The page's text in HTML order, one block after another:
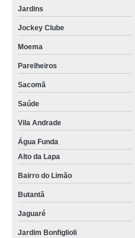
Jardins
Jockey Clube
Moema
Parelheiros
Sacomã
Saúde
Vila Andrade
Água Funda
Alto da Lapa
Bairro do Limão
Butantã
Jaguaré
Jardim Bonfiglioli